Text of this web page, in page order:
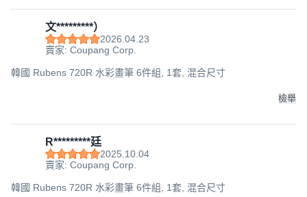
文*********）
2026.04.23
賣家: Coupang Corp.
韓國 Rubens 720R 水彩畫筆 6件組, 1套, 混合尺寸
檢舉
R*********廷
2025.10.04
賣家: Coupang Corp.
韓國 Rubens 720R 水彩畫筆 6件組, 1套, 混合尺寸